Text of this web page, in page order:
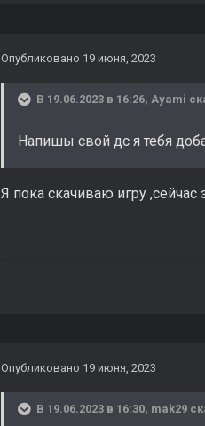
Опубликовано 19 июня, 2023
В 19.06.2023 в 16:26, Ayami
Напишы свой дс я тебя
Я пока скачиваю игру ,сейчас
Опубликовано 19 июня, 2023
В 19.06.2023 в 16:30, mak29